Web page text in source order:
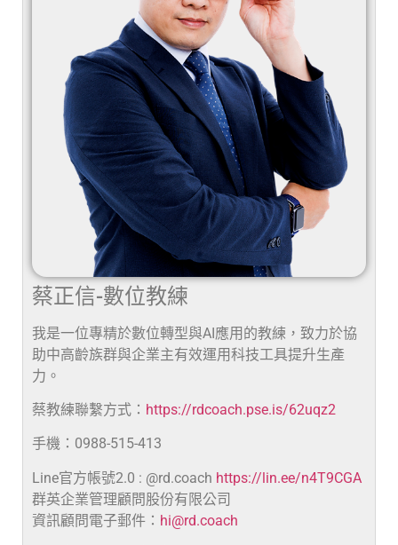
蔡正信-數位教練
我是一位專精於數位轉型與AI應用的教練，致力於協
助中高齡族群與企業主有效運用科技工具提升生產
力。
蔡教練聯繫方式： https://rdcoach.pse.is/62uqz2
手機：0988-515-413
Line官方帳號2.0 : @rd.coach https://lin.ee/n4T9CGA
群英企業管理顧問股份有限公司
資訊顧問電子郵件： hi@rd.coach